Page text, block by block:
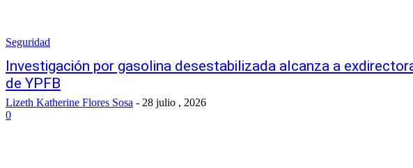
Seguridad
Investigación por gasolina desestabilizada alcanza a
de YPFB
Lizeth Katherine Flores Sosa - 28 julio , 2026
0